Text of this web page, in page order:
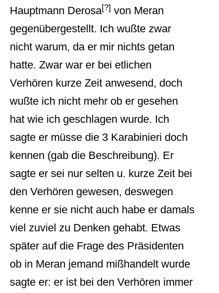
Hauptmann Derosa[?] von Meran
gegenübergestellt. Ich wußte zwar
nicht warum, da er mir nichts getan
hatte. Zwar war er bei etlichen
Verhören kurze Zeit anwesend, doch
wußte ich nicht mehr ob er gesehen
hat wie ich geschlagen wurde. Ich
sagte er müsse die 3 Karabinieri doch
kennen (gab die Beschreibung). Er
sagte er sei nur selten u. kurze Zeit bei
den Verhören gewesen, deswegen
kenne er sie nicht auch habe er damals
viel zuviel zu Denken gehabt. Etwas
später auf die Frage des Präsidenten
ob in Meran jemand mißhandelt wurde
sagte er: er ist bei den Verhören immer